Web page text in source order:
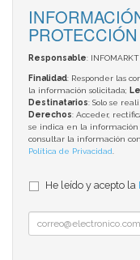
Responsable: INFOMARKT
Finalidad: Responder las
la información solicitada;
Destinatarios: Solo se
Derechos: Acceder,
se indica en la información
consultar la información
Política de Privacidad
He leído y acepto la